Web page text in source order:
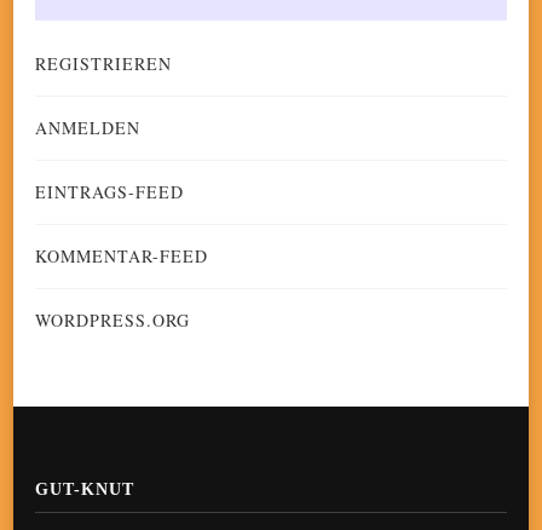
REGISTRIEREN
ANMELDEN
EINTRAGS-FEED
KOMMENTAR-FEED
WORDPRESS.ORG
GUT-KNUT